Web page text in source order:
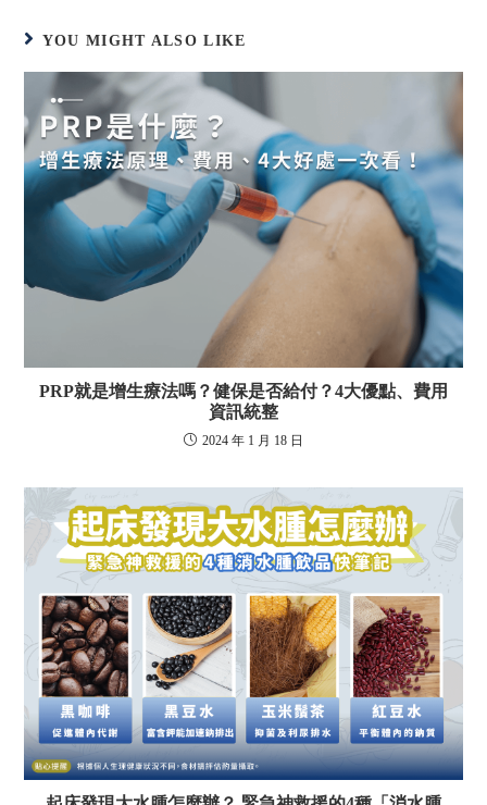
YOU MIGHT ALSO LIKE
PRP就是增生療法嗎？健保是否給付？4大優點、費用
資訊統整
2024 年 1 月 18 日